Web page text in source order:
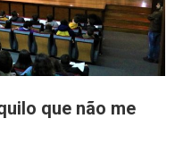
que não me